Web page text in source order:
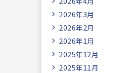
2026年3月
2026年2月
2026年1月
2025年12月
2025年11月